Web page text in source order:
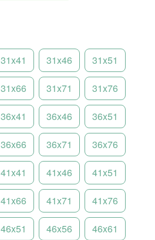
31x41 31x46 31x51
31x66 31x71 31x76
36x41 36x46 36x51
36x66 36x71 36x76
41x41 41x46 41x51
41x66 41x71 41x76
46x51 46x56 46x61